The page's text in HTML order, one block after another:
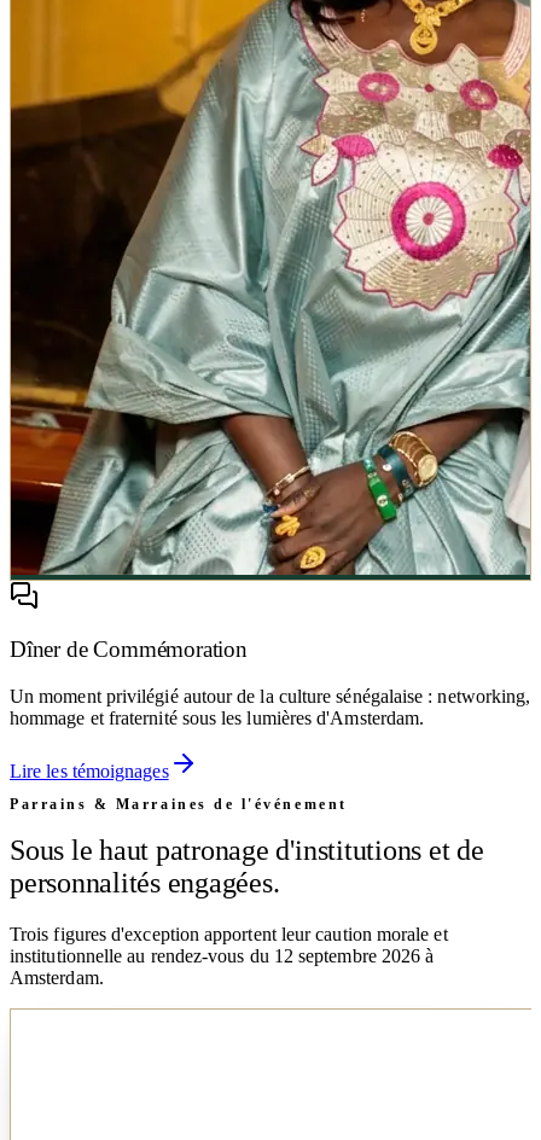
Dîner de Commémoration
Un moment privilégié autour de la culture sénégalaise : networking,
hommage et fraternité sous les lumières d'Amsterdam.
Lire les témoignages
Parrains & Marraines de l'événement
Sous le haut patronage d'institutions et de
personnalités engagées.
Trois figures d'exception apportent leur caution morale et
institutionnelle au rendez-vous du 12 septembre 2026 à
Amsterdam.